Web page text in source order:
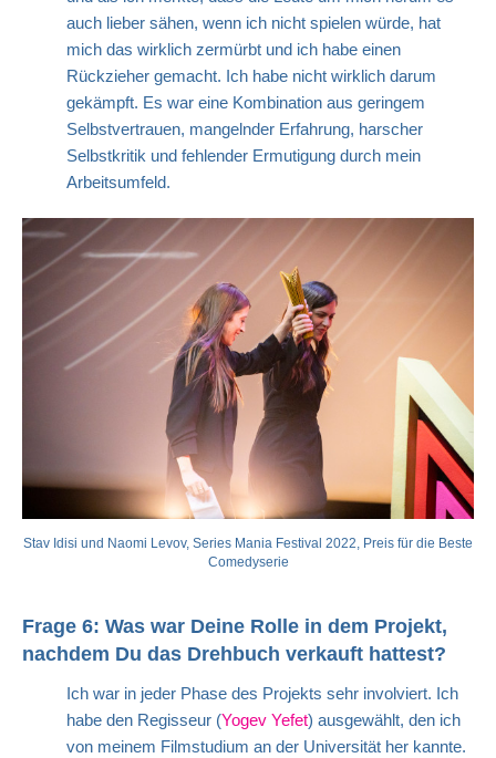
auch lieber sähen, wenn ich nicht spielen würde, hat
mich das wirklich zermürbt und ich habe einen
Rückzieher gemacht. Ich habe nicht wirklich darum
gekämpft. Es war eine Kombination aus geringem
Selbstvertrauen, mangelnder Erfahrung, harscher
Selbstkritik und fehlender Ermutigung durch mein
Arbeitsumfeld.
Stav Idisi und Naomi Levov, Series Mania Festival 2022, Preis für die Beste
Comedyserie
Frage 6: Was war Deine Rolle in dem Projekt,
nachdem Du das Drehbuch verkauft hattest?
Ich war in jeder Phase des Projekts sehr involviert. Ich
habe den Regisseur (Yogev Yefet) ausgewählt, den ich
von meinem Filmstudium an der Universität her kannte.